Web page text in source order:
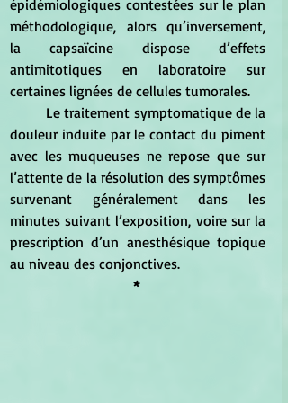
épidémiologiques contestées sur le plan
méthodologique, alors qu’inversement,
la capsaïcine dispose d’effets
antimitotiques en laboratoire sur
certaines lignées de cellules tumorales.
douleur induite par le contact du piment
avec les muqueuses ne repose que sur
l’attente de la résolution des symptômes
survenant généralement dans les
minutes suivant l’exposition, voire sur la
prescription d’un anesthésique topique
au niveau des conjonctives.
*